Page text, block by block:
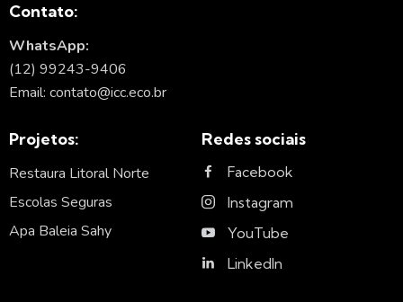
Contato:
WhatsApp:
(12) 99243-9406
Email: contato@icc.eco.br
Projetos:
Restaura Litoral Norte
Escolas Seguras
Apa Baleia Sahy
Redes sociais
Facebook
Instagram
YouTube
LinkedIn